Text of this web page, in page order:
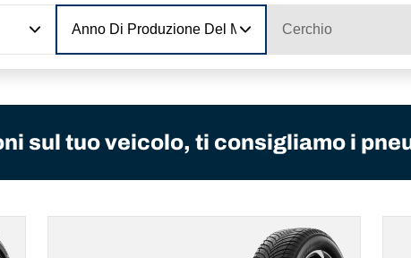
Anno Di Produzione Del Modello Cerchio
sul tuo veicolo, ti consigliamo i